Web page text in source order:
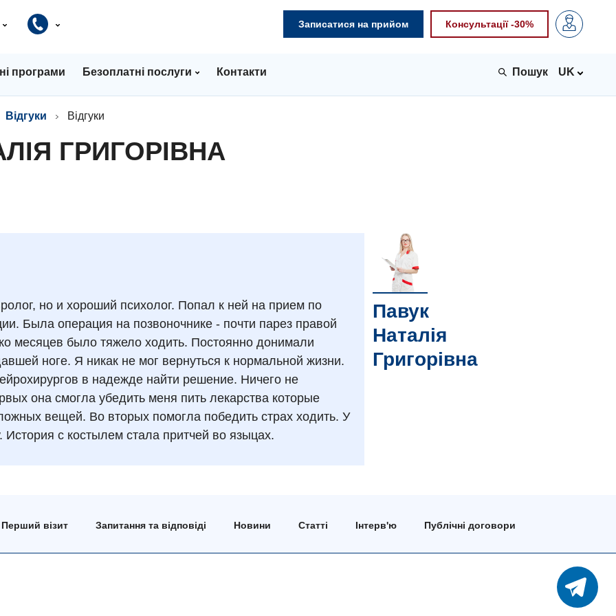
Записатися на прийом Консультації -30%
програми Безоплатні послуги Контакти UK
Відгуки Відгуки
ГРИГОРІВНА
но и хороший психолог. Попал к ней на прием по
Была операция на позвоночнике - почти парез правой
месяцев было тяжело ходить. Постоянно донимали
ноге. Я никак не мог вернуться к нормальной жизни.
в надежде найти решение. Ничего не
она смогла убедить меня пить лекарства которые
вещей. Во вторых помогла победить страх ходить. У
с костылем стала притчей во языцах.
Павук
Наталія
Григорівна
Перший візит Запитання та відповіді Новини Статті Інтерв'ю Публічні договори